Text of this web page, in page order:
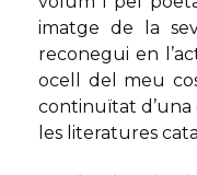
imatge de la
reconegui en
ocell del meu
continuïtat d’una
les literatures